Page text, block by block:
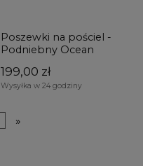
Poszewki na pościel -
Podniebny Ocean
199,00 zł
Wysyłka w 24 godziny
»